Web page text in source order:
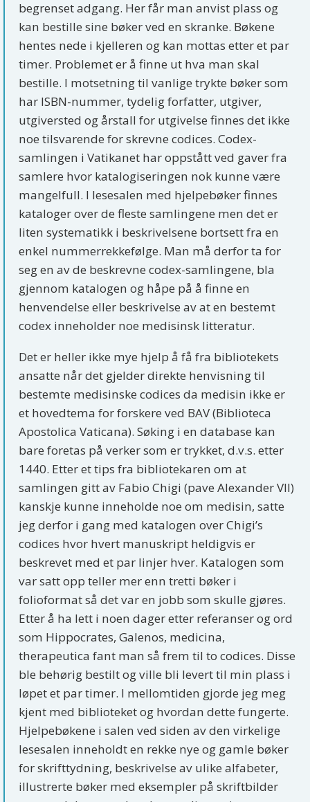
begrenset adgang. Her får man anvist plass og
kan bestille sine bøker ved en skranke. Bøkene
hentes nede i kjelleren og kan mottas etter et par
timer. Problemet er å finne ut hva man skal
bestille. I motsetning til vanlige trykte bøker som
har ISBN-nummer, tydelig forfatter, utgiver,
utgiversted og årstall for utgivelse finnes det ikke
noe tilsvarende for skrevne codices. Codex-
samlingen i Vatikanet har oppstått ved gaver fra
samlere hvor katalogiseringen nok kunne være
mangelfull. I lesesalen med hjelpebøker finnes
kataloger over de fleste samlingene men det er
liten systematikk i beskrivelsene bortsett fra en
enkel nummerrekkefølge. Man må derfor ta for
seg en av de beskrevne codex-samlingene, bla
gjennom katalogen og håpe på å finne en
henvendelse eller beskrivelse av at en bestemt
codex inneholder noe medisinsk litteratur.
Det er heller ikke mye hjelp å få fra bibliotekets
ansatte når det gjelder direkte henvisning til
bestemte medisinske codices da medisin ikke er
et hovedtema for forskere ved BAV (Biblioteca
Apostolica Vaticana). Søking i en database kan
bare foretas på verker som er trykket, d.v.s. etter
1440. Etter et tips fra bibliotekaren om at
samlingen gitt av Fabio Chigi (pave Alexander VII)
kanskje kunne inneholde noe om medisin, satte
jeg derfor i gang med katalogen over Chigi’s
codices hvor hvert manuskript heldigvis er
beskrevet med et par linjer hver. Katalogen som
var satt opp teller mer enn tretti bøker i
folioformat så det var en jobb som skulle gjøres.
Etter å ha lett i noen dager etter referanser og ord
som Hippocrates, Galenos, medicina,
therapeutica fant man så frem til to codices. Disse
ble behørig bestilt og ville bli levert til min plass i
løpet et par timer. I mellomtiden gjorde jeg meg
kjent med biblioteket og hvordan dette fungerte.
Hjelpebøkene i salen ved siden av den virkelige
lesesalen inneholdt en rekke nye og gamle bøker
for skrifttydning, beskrivelse av ulike alfabeter,
illustrerte bøker med eksempler på skriftbilder